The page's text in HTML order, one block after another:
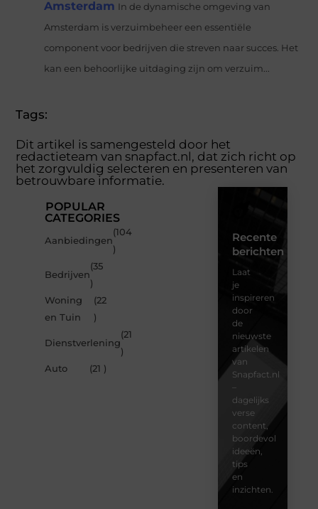
Amsterdam In de dynamische omgeving van
Amsterdam is verzuimbeheer een essentiële
component voor bedrijven die streven naar succes. Het
kan een behoorlijke uitdaging zijn om verzuim...
Tags:
Dit artikel is samengesteld door het
redactieteam van snapfact.nl, dat zich richt op
het zorgvuldig selecteren en presenteren van
betrouwbare informatie.
POPULAR
CATEGORIES
Aanbiedingen
(104
)
Bedrijven
(35
)
Woning
en Tuin
(22
)
Dienstverlening
(21
)
Auto
(21 )
Recente
berichten
Laat
je
inspireren
door
de
nieuwste
artikelen
van
Snapfact.nl
–
dagelijks
verse
content,
boordevol
ideeën,
tips
en
inzichten.